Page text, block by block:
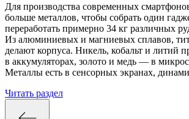
Для производства современных
больше металлов, чтобы собрать один
переработать примерно 34 кг различных
Из алюминиевых и магниевых сплавов,
делают корпуса. Никель, кобальт и литий
в аккумуляторах, золото и медь — в
Металлы есть в сенсорных экранах,
Читать раздел